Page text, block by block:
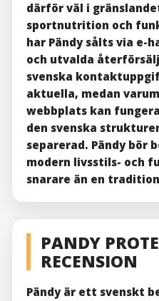
därför väl i
sportnutrition och
har Pändy sålts via e-
och utvalda
svenska
aktuella, medan
webbplats kan
den svenska
separerad. Pändy bör
modern livsstils- och
snarare än en
PANDY
RECENSION
Pändy är ett svenskt